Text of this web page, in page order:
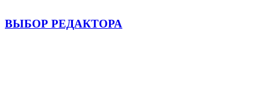
ВЫБОР РЕДАКТОРА